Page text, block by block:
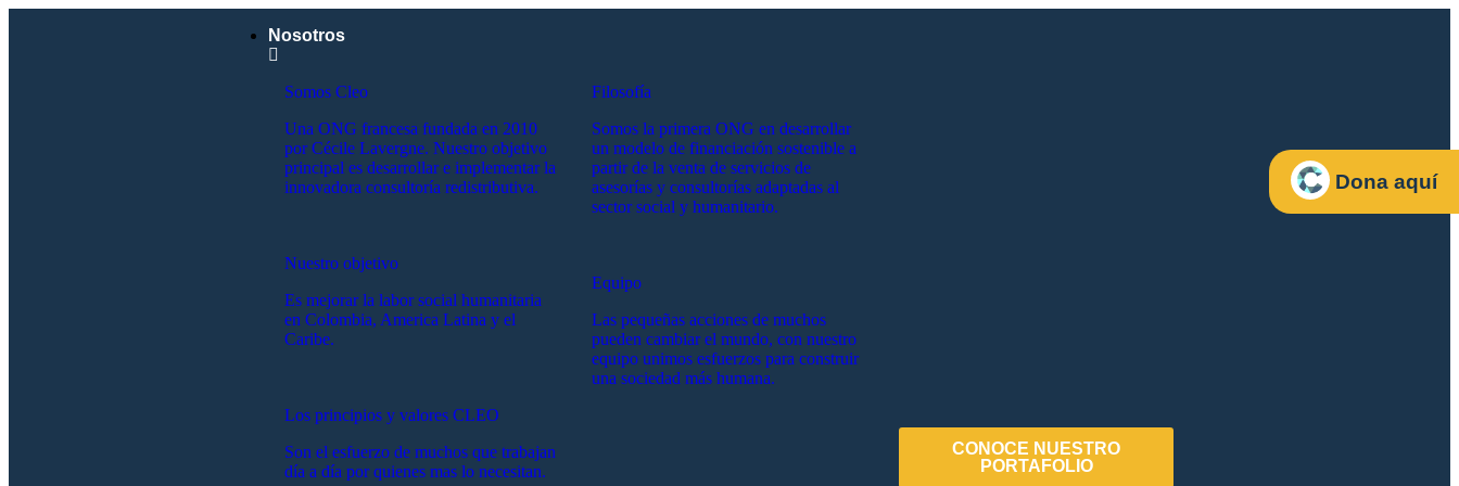
Nosotros
Somos Cleo
Una ONG francesa fundada en 2010
por Cécile Lavergne. Nuestro objetivo
principal es desarrollar e implementar la
innovadora consultoría redistributiva.
Nuestro objetivo
Es mejorar la labor social humanitaria
en Colombia, America Latina y el
Caribe.
Los principios y valores CLEO
Son el esfuerzo de muchos que trabajan
día a día por quienes mas lo necesitan.
Filosofía
Somos la primera ONG en desarrollar
un modelo de financiación sostenible a
partir de la venta de servicios de
asesorías y consultorías adaptadas al
sector social y humanitario.
Equipo
Las pequeñas acciones de muchos
pueden cambiar el mundo, con nuestro
equipo unimos esfuerzos para construir
una sociedad más humana.
CONOCE NUESTRO
PORTAFOLIO
Dona aquí